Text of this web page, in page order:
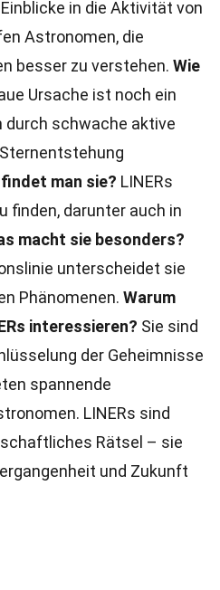
in die Aktivität von
Astronomen, die
besser zu verstehen. Wie
Ursache ist noch ein
durch schwache aktive
man sie? LINERs
finden, darunter auch in
macht sie besonders?
unterscheidet sie
Phänomenen. Warum
interessieren? Sie sind
der Geheimnisse
spannende
LINERs sind
Rätsel – sie
und Zukunft